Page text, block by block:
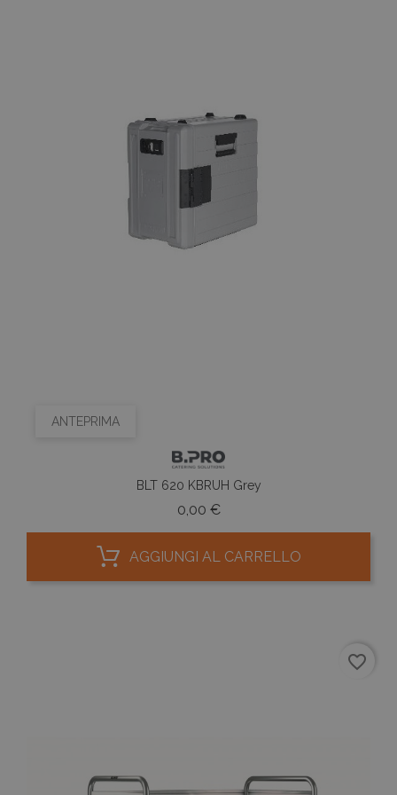
ANTEPRIMA
BLT 620 KBRUH Grey
0,00 €Prezzo
AGGIUNGI AL CARRELLO
favorite_border